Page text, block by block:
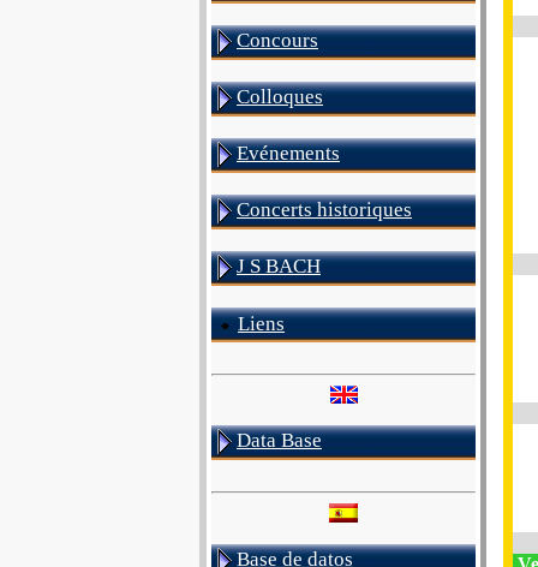
Concours
Colloques
Evénements
Concerts historiques
J S BACH
Liens
Data Base
Base de datos